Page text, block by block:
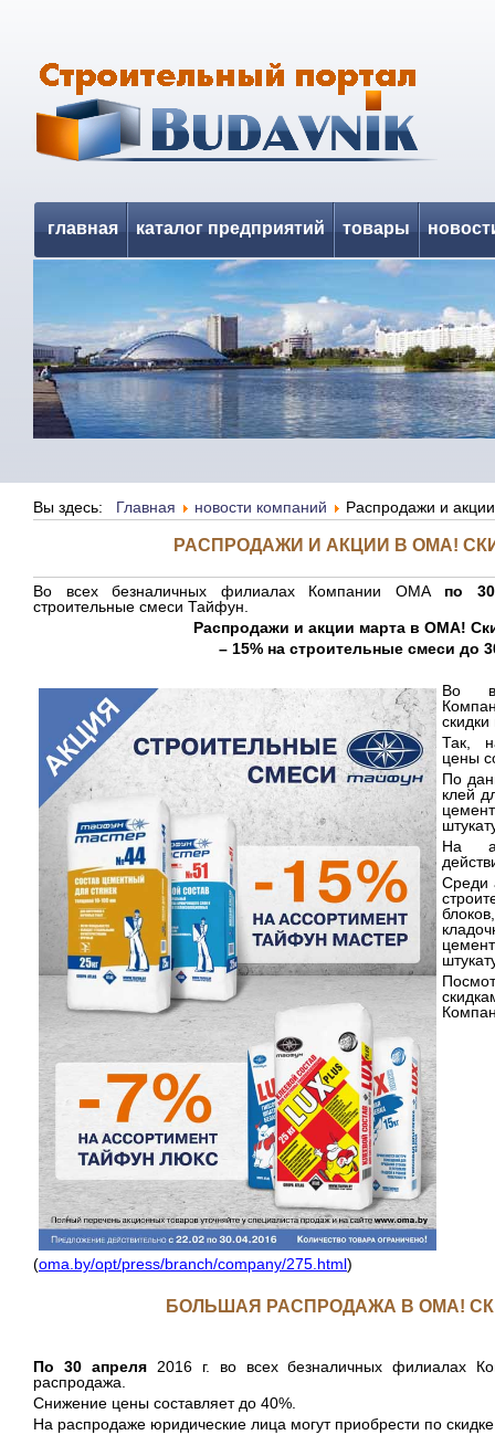
главная каталог предприятий товары
Вы здесь: Главная новости компаний Распродажи и
РАСПРОДАЖИ И АКЦИИ В ОМА!
Во всех безналичных филиалах Компании ОМА по
строительные смеси Тайфун.
Распродажи и акции марта в ОМА!
– 15% на строительные смеси до
Во
Так,
цены
По
клей
На
Среди
(oma.by/opt/press/branch/company/275.html)
БОЛЬШАЯ РАСПРОДАЖА В ОМА!
По 30 апреля 2016 г. во всех безналичных филиалах
распродажа.
Снижение цены составляет до 40%.
На распродаже юридические лица могут приобрести по